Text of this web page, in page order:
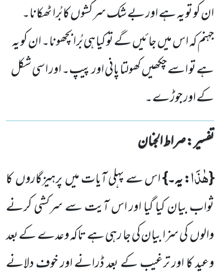
ان کو تو یہ ہے اور بے شک سرکشوں کا بُرا ٹھکانا۔
جہنم کہ اس میں جائیں گے تو کیا ہی بُرا بچھونا۔ ان کو یہ
ہے تو اسے چکھیں کھولتا پانی اور پیپ۔ اور اسی شکل
کے اور جوڑے۔
تفسیر : ‎صراط الجنان
{هٰذَا: یہ۔}اس سے پہلی آیات میںپرہیزگاروںکا
ثواب بیان کیا گیا اور اس آیت سے سرکشی کرنے
والوںکی سزا بیانکی جا رہی ہے تاکہ وعدے کے بعد
وعید کا اور ترغیب کے بعد ڈرانے اور خوف دلانے